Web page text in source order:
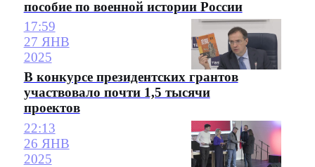
пособие по военной истории России
17:59
27 ЯНВ
2025
В конкурсе президентских грантов
участвовало почти 1,5 тысячи
проектов
22:13
26 ЯНВ
2025